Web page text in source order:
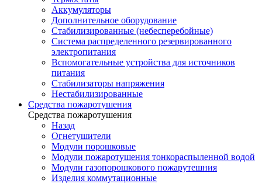
Аккумуляторы
Дополнительное оборудование
Стабилизированные (небесперебойные)
Система распределенного резервированного
электропитания
Вспомогательные устройства для источников
питания
Стабилизаторы напряжения
Нестабилизированные
Средства пожаротушения
Средства пожаротушения
Назад
Огнетушители
Модули порошковые
Модули пожаротушения тонкораспыленной водой
Модули газопорошкового пожарутешния
Изделия коммутационные